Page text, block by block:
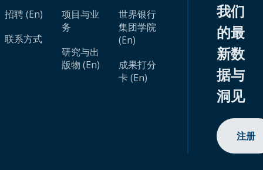
招聘 (En)
联系方式
项目与业
务
研究与出
版物 (En)
世界银行
集团学院
(En)
成果打分
卡 (En)
我们
的最
新数
据与
洞见
注册